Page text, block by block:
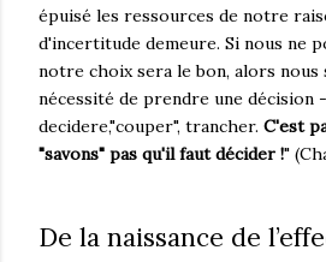
épuisé les ressources de notre
d'incertitude demeure. Si nous ne
notre choix sera le bon, alors nous
nécessité de prendre une décision
decidere,"couper", trancher. C'est
"savons" pas qu'il faut décider !"
De la naissance de